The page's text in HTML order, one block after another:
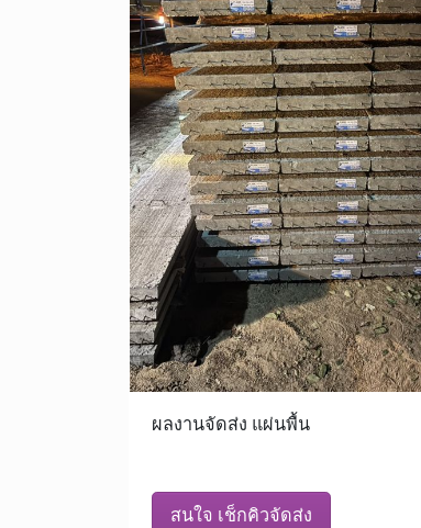
ผลงานจัดส่ง แผ่นพื้น
สนใจ เช็กคิวจัดส่ง